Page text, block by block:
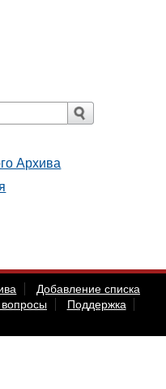
Архива
Добавление списка
Поддержка